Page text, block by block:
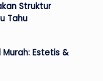
Struktur
Tahu
Murah: Estetis &